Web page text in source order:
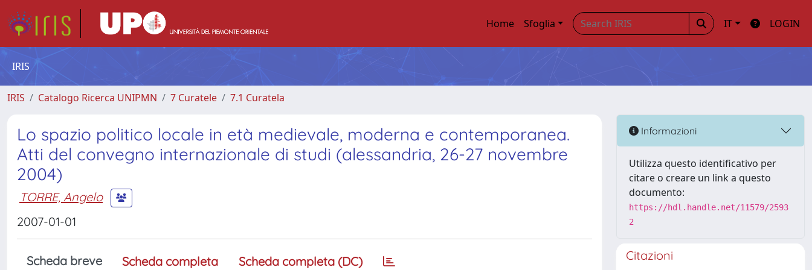
Home Sfoglia IT LOGIN
IRIS
IRIS Catalogo Ricerca UNIPMN 7 Curatele 7.1 Curatela
Lo spazio politico locale in età medievale, moderna e contemporanea.
Atti del convegno internazionale di studi (alessandria, 26-27 novembre
2004)
TORRE, Angelo
2007-01-01
Scheda breve Scheda completa Scheda completa (DC)
Informazioni
Utilizza questo identificativo per
citare o creare un link a questo
documento:
https://hdl.handle.net/11579/2593
2
Citazioni